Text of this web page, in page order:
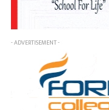
- ADVERTISEMENT -